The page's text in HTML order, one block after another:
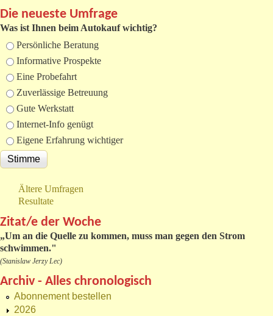
Die neueste Umfrage
Was ist Ihnen beim Autokauf wichtig?
Auswahlmöglichkeiten
Persönliche Beratung
Informative Prospekte
Eine Probefahrt
Zuverlässige Betreuung
Gute Werkstatt
Internet-Info genügt
Eigene Erfahrung wichtiger
Ältere Umfragen
Resultate
Zitat/e der Woche
„Um an die Quelle zu kommen, muss man gegen den Strom
schwimmen."
(Stanislaw Jerzy Lec)
Archiv - Alles chronologisch
Abonnement bestellen
2026